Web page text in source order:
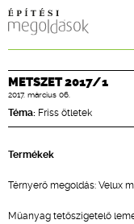
METSZET 2017/1
2017. március 06.
Téma: Friss ötletek
Termékek
Térnyerő megoldás: Velux
Műanyag tetőszigetelő